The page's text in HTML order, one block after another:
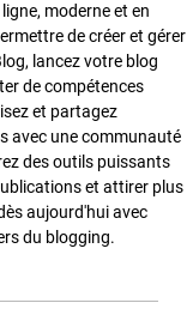
moderne et en
de créer et gérer
lancez votre blog
de compétences
et partagez
avec une communauté
des outils puissants
et attirer plus
aujourd'hui avec
du blogging.